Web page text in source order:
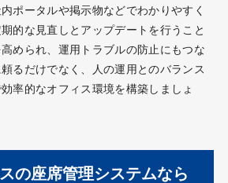
ポータルや掲示物などでわかりやすく
的な見直しとアップデートを行うこと
められ、運用トラブルの防止にもつな
るだけでなく、人の運用とのバランス
率的なオフィス環境を構築しましょ
の座席管理システムなら